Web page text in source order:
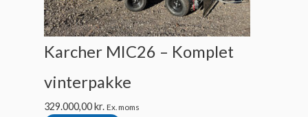
Karcher MIC26 – Komplet
vinterpakke
329.000,00kr. Ex. moms